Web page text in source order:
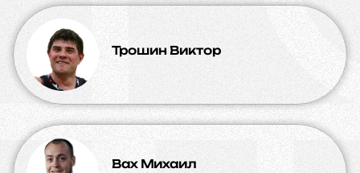
Трошин Виктор
Вах Михаил